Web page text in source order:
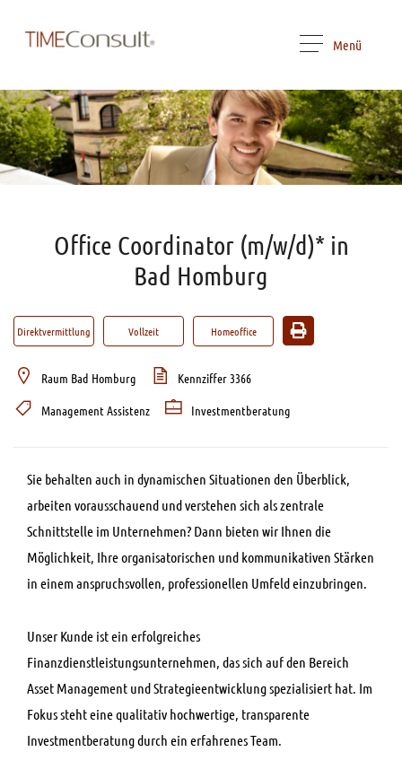
Menü
Office Coordinator (m/w/d)* in
Bad Homburg
Direktvermittlung Vollzeit Homeoffice
Raum Bad Homburg
Kennziffer 3366
Management Assistenz
Investmentberatung
Sie behalten auch in dynamischen Situationen den Überblick,
arbeiten vorausschauend und verstehen sich als zentrale
Schnittstelle im Unternehmen? Dann bieten wir Ihnen die
Möglichkeit, Ihre organisatorischen und kommunikativen Stärken
in einem anspruchsvollen, professionellen Umfeld einzubringen.
Unser Kunde ist ein erfolgreiches
Finanzdienstleistungsunternehmen, das sich auf den Bereich
Asset Management und Strategieentwicklung spezialisiert hat. Im
Fokus steht eine qualitativ hochwertige, transparente
Investmentberatung durch ein erfahrenes Team.